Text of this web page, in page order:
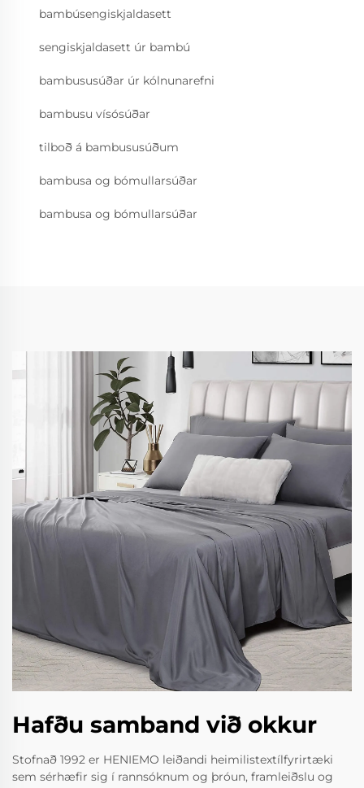
bambúsengiskjaldasett
sengiskjaldasett úr bambú
bambususúðar úr kólnunarefni
bambusu vísósúðar
tilboð á bambususúðum
bambusa og bómullarsúðar
bambusa og bómullarsúðar
Hafðu samband við okkur
Stofnað 1992 er HENIEMO leiðandi heimilistextílfyrirtæki
sem sérhæfir sig í rannsóknum og þróun, framleiðslu og